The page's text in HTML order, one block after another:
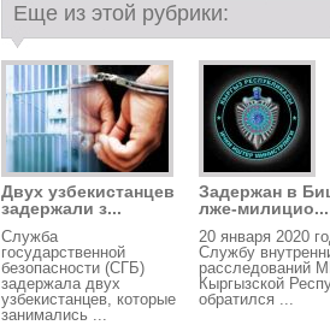
Еще из этой рубрики:
Двух узбекистанцев
задержали з...
Служба
государственной
безопасности (СГБ)
задержала двух
узбекистанцев, которые
занимались ...
Задержан в
лже-милицио...
20 января 2020
Службу
расследований
Кыргызской
обратился ...